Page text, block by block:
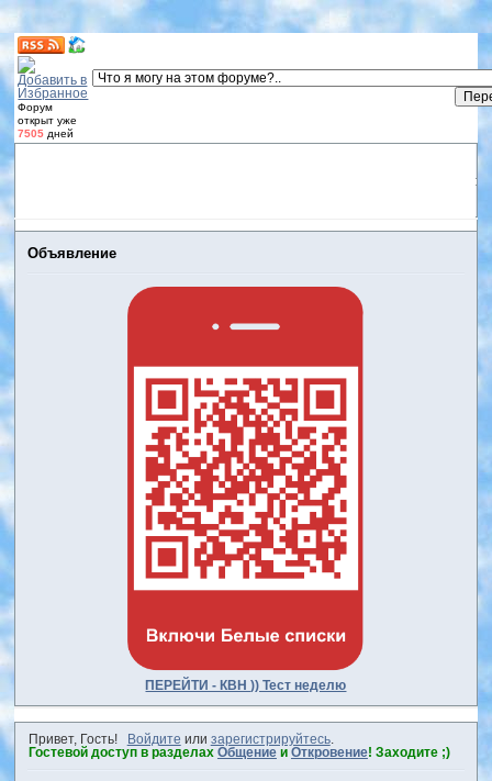
Форум
открыт уже
7505 дней
Объявление
ПЕРЕЙТИ - КВН )) Тест неделю
Привет, Гость! Войдите или зарегистрируйтесь.
Гостевой доступ в разделах Общениеи Откровение! Заходите ;)